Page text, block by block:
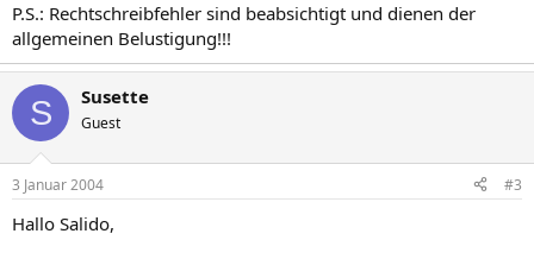
P.S.: Rechtschreibfehler sind beabsichtigt und dienen der
allgemeinen Belustigung!!!
S Susette
Guest
3 Januar 2004 #3
Hallo Salido,